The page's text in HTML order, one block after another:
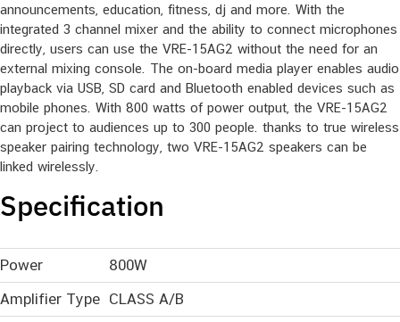
announcements, education, fitness, dj and more. With the
integrated 3 channel mixer and the ability to connect microphones
directly, users can use the VRE-15AG2 without the need for an
external mixing console. The on-board media player enables audio
playback via USB, SD card and Bluetooth enabled devices such as
mobile phones. With 800 watts of power output, the VRE-15AG2
can project to audiences up to 300 people. thanks to true wireless
speaker pairing technology, two VRE-15AG2 speakers can be
linked wirelessly.
Specification
Power
800W
Amplifier Type CLASS A/B